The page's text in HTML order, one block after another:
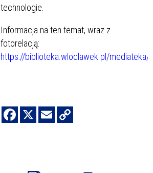
technologie.
Informacja na ten temat, wraz z
fotorelacją:
https://biblioteka.wloclawek.pl/mediateka/